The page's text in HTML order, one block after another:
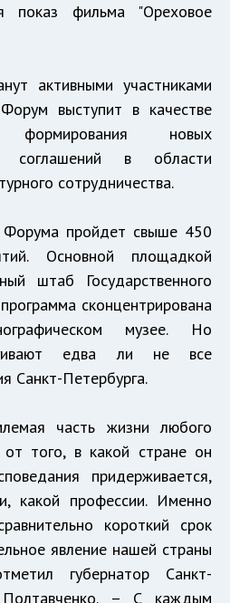
показ фильма "Ореховое
активными участниками
выступит в качестве
новых
соглашений в области
сотрудничества.
пройдет свыше 450
Основной площадкой
штаб Государственного
сконцентрирована
музее. Но
едва ли не все
Санкт-Петербурга.
часть жизни любого
от того, в какой стране он
придерживается,
какой профессии. Именно
короткий срок
явление нашей страны
губернатор Санкт-
Полтавченко. – С каждым